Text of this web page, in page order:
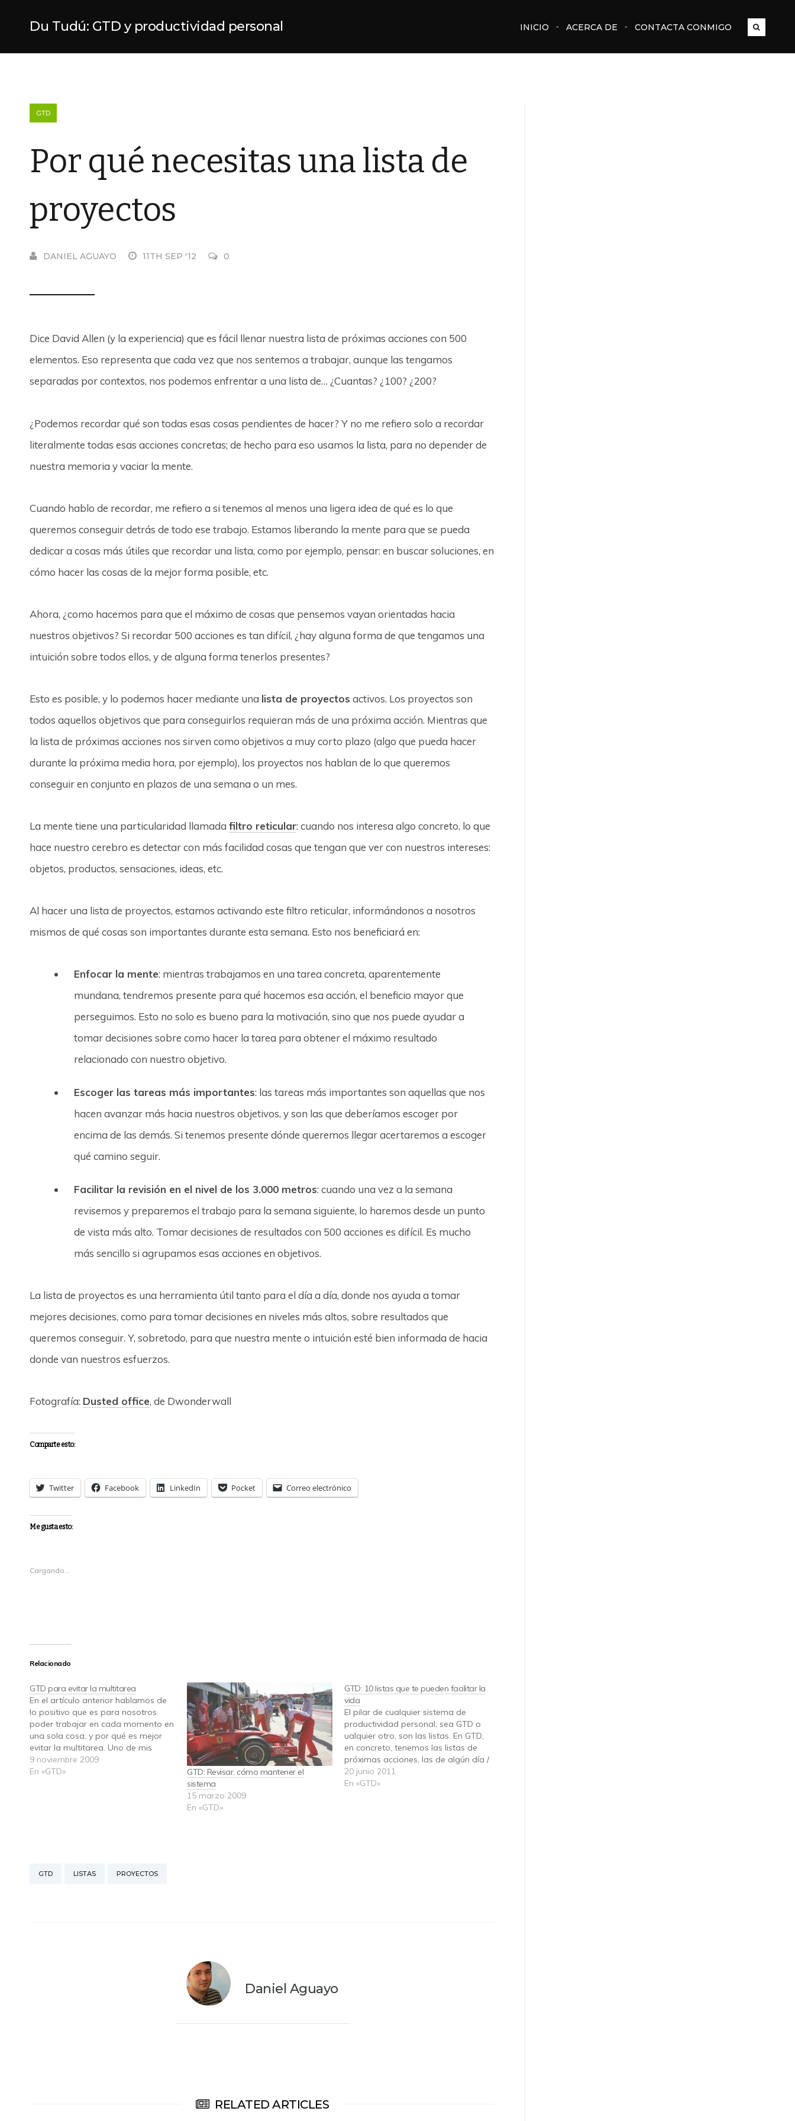
Du Tudú: GTD y productividad personal INICIO ACERCA DE CONTACTA CONMIGO
GTD
Por qué necesitas una lista de
proyectos
DANIEL AGUAYO 11TH SEP '12 0
Dice David Allen (y la experiencia) que es fácil llenar nuestra lista de próximas acciones con 500
elementos. Eso representa que cada vez que nos sentemos a trabajar, aunque las tengamos
separadas por contextos, nos podemos enfrentar a una lista de… ¿Cuantas? ¿100? ¿200?
¿Podemos recordar qué son todas esas cosas pendientes de hacer? Y no me refiero solo a recordar
literalmente todas esas acciones concretas; de hecho para eso usamos la lista, para no depender de
nuestra memoria y vaciar la mente.
Cuando hablo de recordar, me refiero a si tenemos al menos una ligera idea de qué es lo que
queremos conseguir detrás de todo ese trabajo. Estamos liberando la mente para que se pueda
dedicar a cosas más útiles que recordar una lista, como por ejemplo, pensar: en buscar soluciones, en
cómo hacer las cosas de la mejor forma posible, etc.
Ahora, ¿como hacemos para que el máximo de cosas que pensemos vayan orientadas hacia
nuestros objetivos? Si recordar 500 acciones es tan difícil, ¿hay alguna forma de que tengamos una
intuición sobre todos ellos, y de alguna forma tenerlos presentes?
Esto es posible, y lo podemos hacer mediante una lista de proyectos activos. Los proyectos son
todos aquellos objetivos que para conseguirlos requieran más de una próxima acción. Mientras que
la lista de próximas acciones nos sirven como objetivos a muy corto plazo (algo que pueda hacer
durante la próxima media hora, por ejemplo), los proyectos nos hablan de lo que queremos
conseguir en conjunto en plazos de una semana o un mes.
La mente tiene una particularidad llamadafiltro reticular: cuando nos interesa algo concreto, lo que
hace nuestro cerebro es detectar con más facilidad cosas que tengan que ver con nuestros intereses:
objetos, productos, sensaciones, ideas, etc.
Al hacer una lista de proyectos, estamos activando este filtro reticular, informándonos a nosotros
mismos de qué cosas son importantes durante esta semana. Esto nos beneficiará en:
Enfocar la mente: mientras trabajamos en una tarea concreta, aparentemente
mundana, tendremos presente para qué hacemos esa acción, el beneficio mayor que
perseguimos. Esto no solo es bueno para la motivación, sino que nos puede ayudar a
tomar decisiones sobre como hacer la tarea para obtener el máximo resultado
relacionado con nuestro objetivo.
Escoger las tareas más importantes: las tareas más importantes son aquellas que nos
hacen avanzar más hacia nuestros objetivos, y son las que deberíamos escoger por
encima de las demás. Si tenemos presente dónde queremos llegar acertaremos a escoger
qué camino seguir.
Facilitar la revisión en el nivel de los 3.000 metros: cuando una vez a la semana
revisemos y preparemos el trabajo para la semana siguiente, lo haremos desde un punto
de vista más alto. Tomar decisiones de resultados con 500 acciones es difícil. Es mucho
más sencillo si agrupamos esas acciones en objetivos.
La lista de proyectos es una herramienta útil tanto para el día a día, donde nos ayuda a tomar
mejores decisiones, como para tomar decisiones en niveles más altos, sobre resultados que
queremos conseguir. Y, sobretodo, para que nuestra mente o intuición esté bien informada de hacia
donde van nuestros esfuerzos.
Fotografía: Dusted office, de Dwonderwall
Comparte esto:
Twitter Facebook LinkedIn Pocket Correo electrónico
Me gusta esto:
Cargando...
Relacionado
GTD para evitar la multitarea
En el artículo anterior hablamos de
lo positivo que es para nosotros
poder trabajar en cada momento en
una sola cosa, y por qué es mejor
evitar la multitarea. Uno de mis
consejos era usar herramientas que
nos ayudaran a centrarnos en una
9 noviembre 2009
En «GTD»
GTD: Revisar, cómo mantener el
sistema
15 marzo 2009
En «GTD»
GTD: 10 listas que te pueden facilitar la
vida
El pilar de cualquier sistema de
productividad personal, sea GTD o
ualquier otro, son las listas. En GTD,
en concreto, tenemos las listas de
próximas acciones, las de algún día /
tal vez, y las de asuntos a la espera.
Hay unas cuantas listas que acaba
20 junio 2011
En «GTD»
GTD LISTAS PROYECTOS
Daniel Aguayo
RELATED ARTICLES